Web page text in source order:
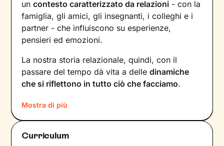
uncontesto caratterizzato da relazioni - con la
famiglia, gli amici, gli insegnanti, i colleghi e i
partner - che influiscono su esperienze,
pensieri ed emozioni.
La nostra storia relazionale, quindi, con il
passare del tempo dà vita a delledinamiche
che si riflettono in tutto ciò che facciamo.
passo necessario per poter dare nuovi
significati a ciò che viviamo ogni giorno.
Proprio su questo ci concentreremo durante i
Mostra di più
Curriculum